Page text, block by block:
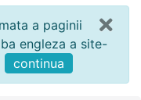
a paginii
engleza a site-
continua